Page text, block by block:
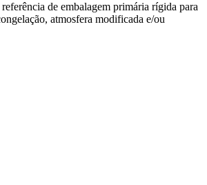
de embalagem primária rígida para
atmosfera modificada e/ou